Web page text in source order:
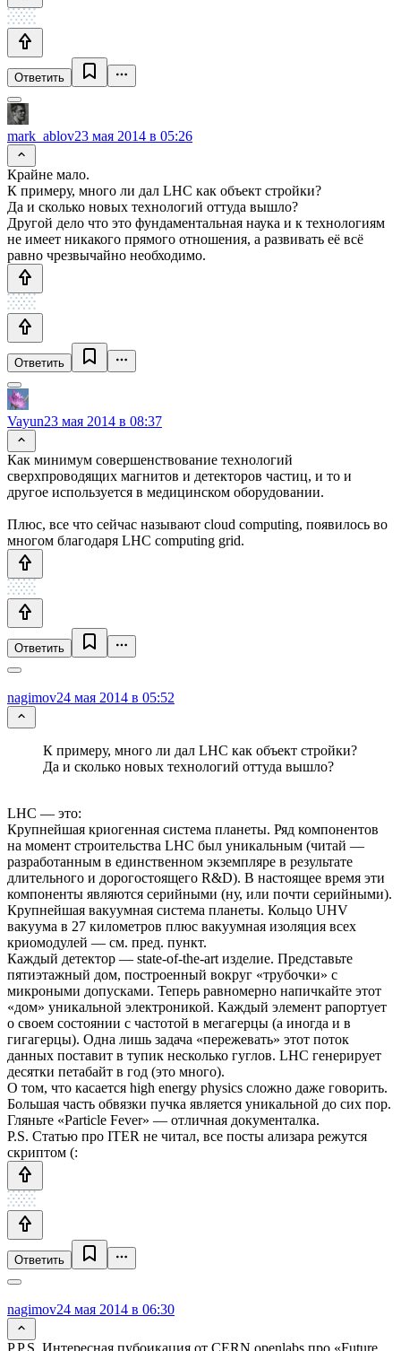
Ответить
mark_ablov23 мая 2014 в 05:26
Крайне мало.
К примеру, много ли дал LHC как объект стройки?
Да и сколько новых технологий оттуда вышло?
Другой дело что это фундаментальная наука и к технологиям
не имеет никакого прямого отношения, а развивать её всё
равно чрезвычайно необходимо.
Ответить
Vayun23 мая 2014 в 08:37
Как минимум совершенствование технологий
сверхпроводящих магнитов и детекторов частиц, и то и
другое используется в медицинском оборудовании.
Плюс, все что сейчас называют cloud computing, появилось во
многом благодаря LHC computing grid.
Ответить
nagimov24 мая 2014 в 05:52
К примеру, много ли дал LHC как объект стройки?
Да и сколько новых технологий оттуда вышло?
LHC — это:
Крупнейшая криогенная система планеты. Ряд компонентов
на момент строительства LHC был уникальным (читай —
разработанным в единственном экземпляре в результате
длительного и дорогостоящего R&D). В настоящее время эти
компоненты являются серийными (ну, или почти серийными).
Крупнейшая вакуумная система планеты. Кольцо UHV
вакуума в 27 километров плюс вакуумная изоляция всех
криомодулей — см. пред. пункт.
Каждый детектор — state-of-the-art изделие. Представьте
пятиэтажный дом, построенный вокруг «трубочки» с
микроными допусками. Теперь равномерно напичкайте этот
«дом» уникальной электроникой. Каждый элемент рапортует
о своем состоянии с частотой в мегагерцы (а иногда и в
гигагерцы). Одна лишь задача «пережевать» этот поток
данных поставит в тупик несколько гуглов. LHC генерирует
десятки петабайт в год (это много).
О том, что касается high energy physics сложно даже говорить.
Большая часть обвязки пучка является уникальной до сих пор.
Гляньте «Particle Fever» — отличная документалка.
P.S. Статью про ITER не читал, все посты ализара режутся
скриптом (:
Ответить
nagimov24 мая 2014 в 06:30
P.P.S. Интересная пубоикация от CERN openlabs про «Future